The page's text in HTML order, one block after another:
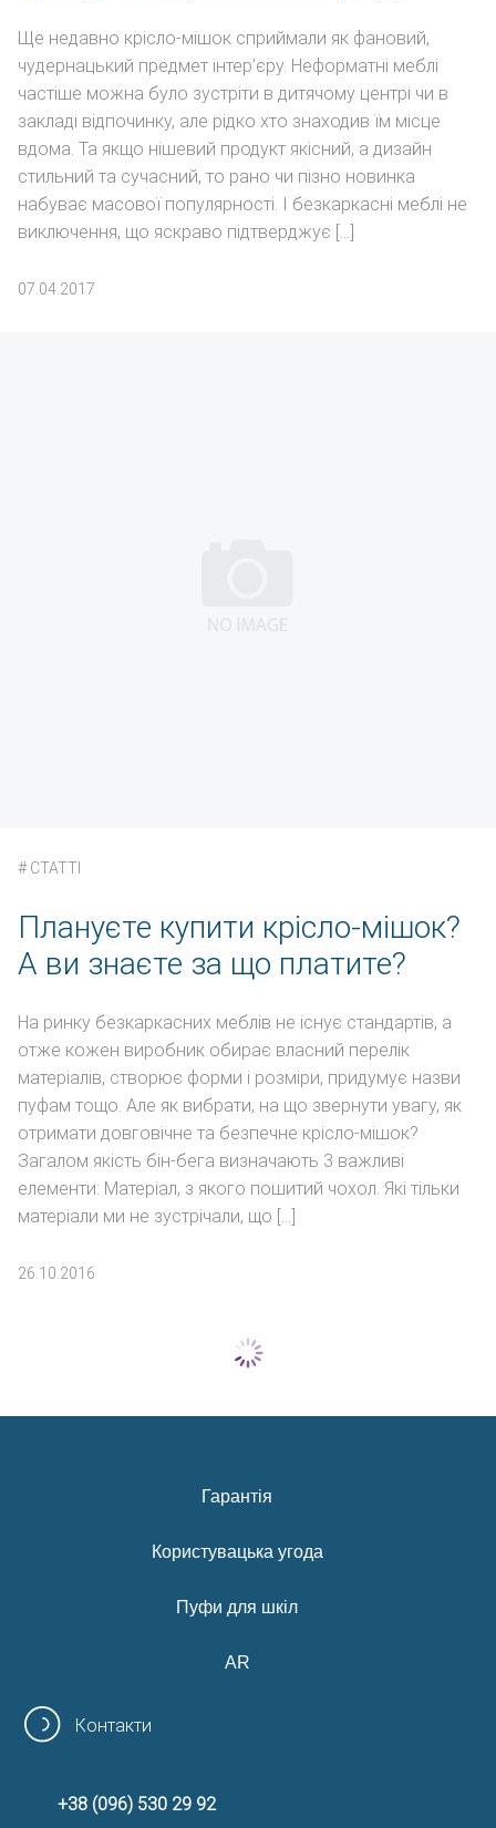
Ще недавно крісло-мішок сприймали як фановий,
чудернацький предмет інтер’єру. Неформатні меблі
частіше можна було зустріти в дитячому центрі чи в
закладі відпочинку, але рідко хто знаходив їм місце
вдома. Та якщо нішевий продукт якісний, а дизайн
стильний та сучасний, то рано чи пізно новинка
набуває масової популярності. І безкаркасні меблі не
виключення, що яскраво підтверджує […]
07.04.2017
# СТАТТІ
Плануєте купити крісло-мішок?
А ви знаєте за що платите?
На ринку безкаркасних меблів не існує стандартів, а
отже кожен виробник обирає власний перелік
матеріалів, створює форми і розміри, придумує назви
пуфам тощо. Але як вибрати, на що звернути увагу, як
отримати довговічне та безпечне крісло-мішок?
Загалом якість бін-бега визначають 3 важливі
елементи: Матеріал, з якого пошитий чохол. Які тільки
матеріали ми не зустрічали, що […]
26.10.2016
Гарантія
Користувацька угода
Пуфи для шкіл
AR
Контакти
+38 (096) 530 29 92